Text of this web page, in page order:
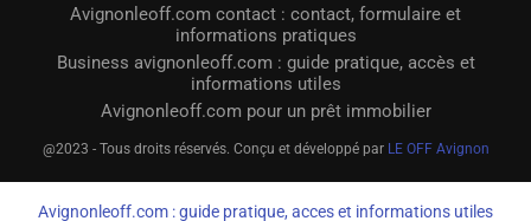
Avignonleoff.com contact : contact, formulaire et
informations pratiques
Business avignonleoff.com : guide pratique, accès et
informations utiles
Avignonleoff.com pour un prêt immobilier
@2023 - Tous droits réservés. Conçu et développé par LE OFF Avignon
Avignonleoff.com : guide pratique, acces et informations utiles